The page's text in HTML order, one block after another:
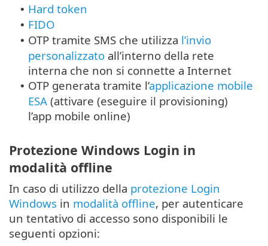
• Hard token
• FIDO
• OTP tramite SMS che utilizza l’invio
personalizzato all’interno della rete
interna che non si connette a Internet
• OTP generata tramite l’applicazione mobile
ESA (attivare (eseguire il provisioning)
l’app mobile online)
Protezione Windows Login in
modalità offline
In caso di utilizzo della protezione Login
Windows in modalità offline, per autenticare
un tentativo di accesso sono disponibili le
seguenti opzioni: